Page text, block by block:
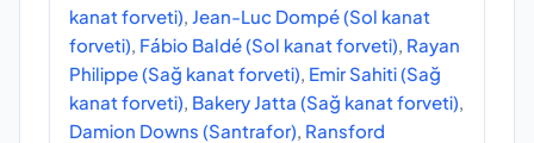
kanat forveti) Jean-Luc Dompé (Sol kanat
forveti) Fábio Baldé (Sol kanat forveti) Rayan
Philippe (Sağ kanat forveti) Emir Sahiti (Sağ
kanat forveti) Bakery Jatta (Sağ kanat forveti)
Damion Downs (Santrafor) Ransford